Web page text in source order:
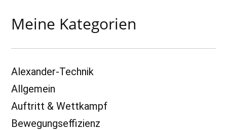
Meine Kategorien
Alexander-Technik
Allgemein
Auftritt & Wettkampf
Bewegungseffizienz